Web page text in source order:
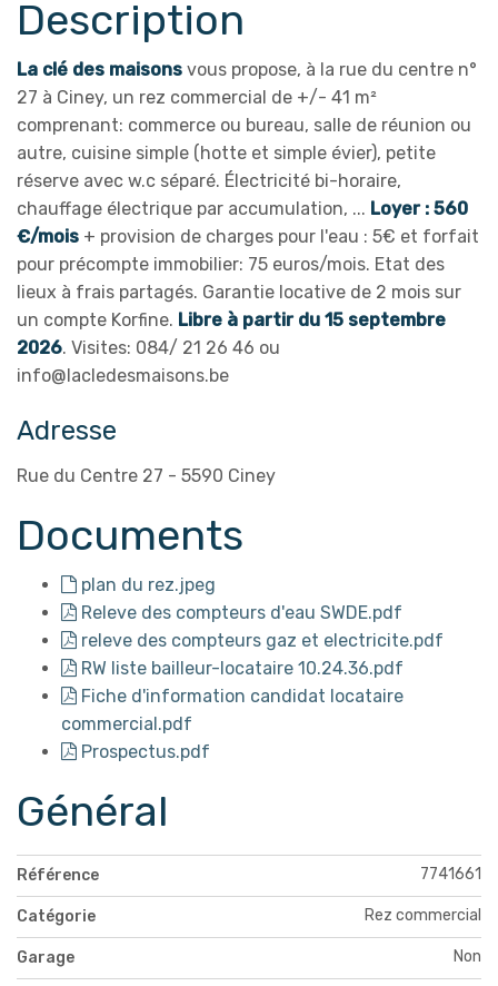
Description
La clé des maisons vous propose, à la rue du centre n°
27 à Ciney, un rez commercial de +/- 41 m²
comprenant: commerce ou bureau, salle de réunion ou
autre, cuisine simple (hotte et simple évier), petite
réserve avec w.c séparé. Électricité bi-horaire,
chauffage électrique par accumulation, ... Loyer : 560
€/mois + provision de charges pour l'eau : 5€ et forfait
pour précompte immobilier: 75 euros/mois. Etat des
lieux à frais partagés. Garantie locative de 2 mois sur
un compte Korfine. Libre à partir du 15 septembre
2026. Visites: 084/ 21 26 46 ou
info@lacledesmaisons.be
Adresse
Rue du Centre 27 - 5590 Ciney
Documents
plan du rez.jpeg
Releve des compteurs d'eau SWDE.pdf
releve des compteurs gaz et electricite.pdf
RW liste bailleur-locataire 10.24.36.pdf
Fiche d'information candidat locataire
commercial.pdf
Prospectus.pdf
Général
Référence 7741661
Catégorie Rez commercial
Garage Non